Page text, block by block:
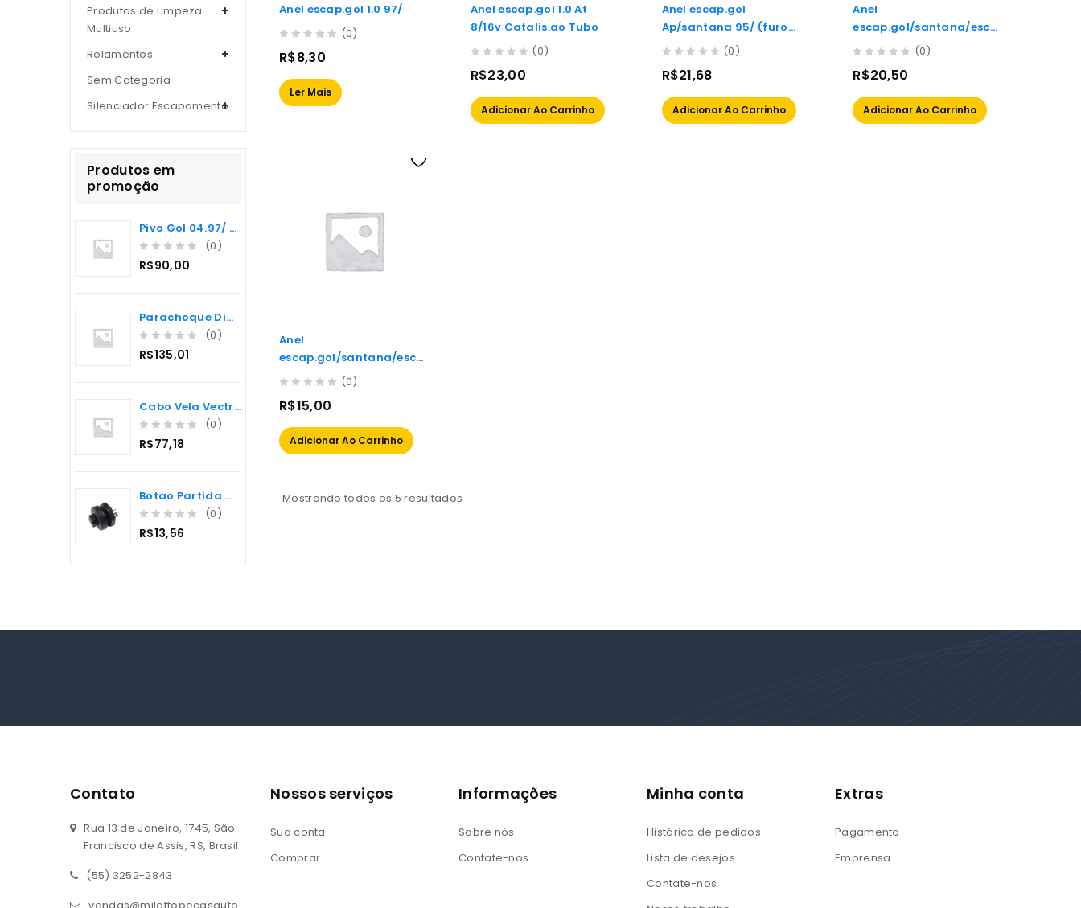
Anel escap.gol 1.0 97/
out
5
(0)
R$8,30
Ler Mais
Anel escap.gol 1.0 At
8/16v Catalis.ao Tubo
out
5
(0)
R$23,00
Adicionar Ao Carrinho
Anel escap.gol
Ap/santana 95/ (furo
41.8mm)
out
5
(0)
R$21,68
Adicionar Ao Carrinho
Anel
escap.gol/santana/esco
rt (furo 46.8mm)
out
5
(0)
R$20,50
Adicionar Ao Carrinho
Anel
escap.gol/santana/esco
rt 42mm
out
5
(0)
R$15,00
Adicionar Ao Carrinho
Mostrando todos os 5 resultados
Produtos de Limpeza
Multiuso
Rolamentos
Sem Categoria
Silenciador Escapamento
Produtos em
promoção
Pivo Gol 04.97/ Saveiro 11.97/ Dir.mec.(17mm)
o
f
(0)
R$90,00
Parachoque Diant Gol/voy/parati/saveiro 87/96 Pto. T
o
f
(0)
R$135,01
Cabo Vela Vectra Gls/cd 8v /96
o
f
(0)
R$77,18
Botao Partida Mbb/fiat Cam./to
(0)
R$13,56
Contato
Rua 13 de Janeiro, 1745, São
Francisco de Assis, RS, Brasil
(55) 3252-2843
Nossos serviços
Sua conta
Comprar
Informações
Sobre nós
Contate-nos
Minha conta
Histórico de pedidos
Lista de desejos
Contate-nos
Extras
Pagamento
Emprensa